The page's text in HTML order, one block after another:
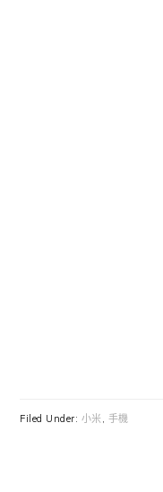
Filed Under: 小米, 手機